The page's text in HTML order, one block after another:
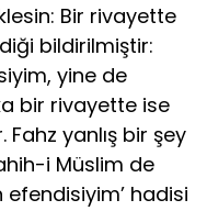
Bir rivayette
bildirilmiştir:
yine de
bir rivayette ise
yanlış bir şey
i Müslim de
efendisiyim’ hadisi